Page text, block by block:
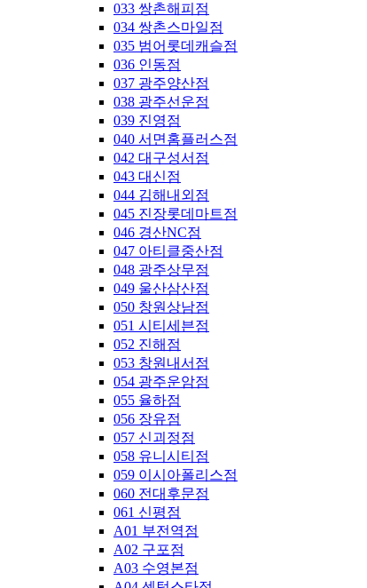
033 쌍촌해피점
034 쌍촌스마일점
035 범어롯데캐슬점
036 인동점
037 광주양산점
038 광주선운점
039 진영점
040 서면홈플러스점
042 대구성서점
043 대신점
044 김해내외점
045 진장롯데마트점
046 경산NC점
047 아티클중산점
048 광주상무점
049 울산삼산점
050 창원상남점
051 시티세븐점
052 진해점
053 창원내서점
054 광주운암점
055 율하점
056 장유점
057 신괴정점
058 유니시티점
059 이시아폴리스점
060 전대후문점
061 신평점
A01 부전역점
A02 구포점
A03 수영본점